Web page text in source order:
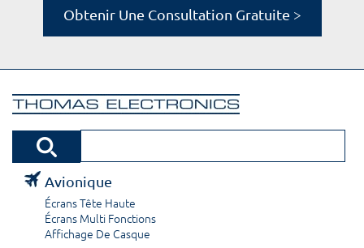
Obtenir Une Consultation Gratuite >
Avionique
Écrans Tête Haute
Écrans Multi Fonctions
Affichage De Casque